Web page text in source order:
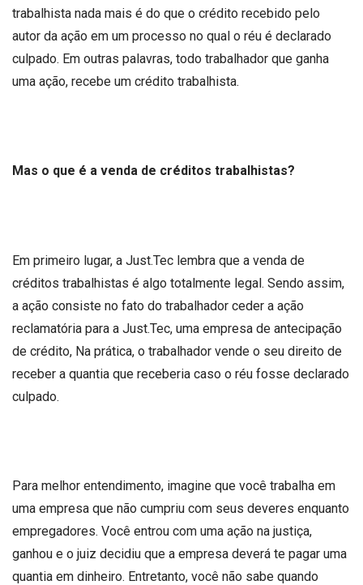
trabalhista nada mais é do que o crédito recebido pelo
autor da ação em um processo no qual o réu é declarado
culpado. Em outras palavras, todo trabalhador que ganha
uma ação, recebe um crédito trabalhista.
Mas o que é a venda de créditos trabalhistas?
Em primeiro lugar, a Just.Tec lembra que a venda de
créditos trabalhistas é algo totalmente legal. Sendo assim,
a ação consiste no fato do trabalhador ceder a ação
reclamatória para a Just.Tec, uma empresa de antecipação
de crédito, Na prática, o trabalhador vende o seu direito de
receber a quantia que receberia caso o réu fosse declarado
culpado.
Para melhor entendimento, imagine que você trabalha em
uma empresa que não cumpriu com seus deveres enquanto
empregadores. Você entrou com uma ação na justiça,
ganhou e o juiz decidiu que a empresa deverá te pagar uma
quantia em dinheiro. Entretanto, você não sabe quando